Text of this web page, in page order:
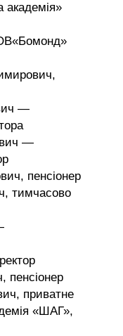
академія»
—
—
пенсіонер
тимчасово
пенсіонер
приватне
«ШАГ»,